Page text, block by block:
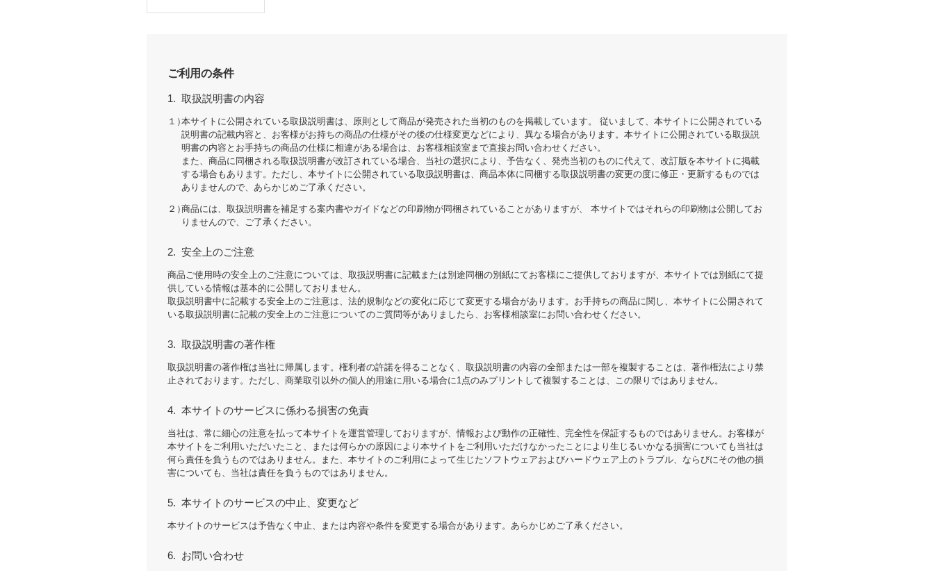
ご利用の条件
1. 取扱説明書の内容
１）本サイトに公開されている取扱説明書は、原則として商品が発売された当初のものを掲載しています。 従いまして、本サイトに公開されている
説明書の記載内容と、お客様がお持ちの商品の仕様がその後の仕様変更などにより、異なる場合があります。本サイトに公開されている取扱説
明書の内容とお手持ちの商品の仕様に相違がある場合は、お客様相談室まで直接お問い合わせください。
また、商品に同梱される取扱説明書が改訂されている場合、当社の選択により、予告なく、発売当初のものに代えて、改訂版を本サイトに掲載
する場合もあります。ただし、本サイトに公開されている取扱説明書は、商品本体に同梱する取扱説明書の変更の度に修正・更新するものでは
ありませんので、あらかじめご了承ください。
２）商品には、取扱説明書を補足する案内書やガイドなどの印刷物が同梱されていることがありますが、 本サイトではそれらの印刷物は公開してお
りませんので、ご了承ください。
2. 安全上のご注意
商品ご使用時の安全上のご注意については、取扱説明書に記載または別途同梱の別紙にてお客様にご提供しておりますが、本サイトでは別紙にて提
供している情報は基本的に公開しておりません。
取扱説明書中に記載する安全上のご注意は、法的規制などの変化に応じて変更する場合があります。お手持ちの商品に関し、本サイトに公開されて
いる取扱説明書に記載の安全上のご注意についてのご質問等がありましたら、お客様相談室にお問い合わせください。
3. 取扱説明書の著作権
取扱説明書の著作権は当社に帰属します。権利者の許諾を得ることなく、取扱説明書の内容の全部または一部を複製することは、著作権法により禁
止されております。ただし、商業取引以外の個人的用途に用いる場合に1点のみプリントして複製することは、この限りではありません。
4. 本サイトのサービスに係わる損害の免責
当社は、常に細心の注意を払って本サイトを運営管理しておりますが、情報および動作の正確性、完全性を保証するものではありません。お客様が
本サイトをご利用いただいたこと、または何らかの原因により本サイトをご利用いただけなかったことにより生じるいかなる損害についても当社は
何ら責任を負うものではありません。また、本サイトのご利用によって生じたソフトウェアおよびハードウェア上のトラブル、ならびにその他の損
害についても、当社は責任を負うものではありません。
5. 本サイトのサービスの中止、変更など
本サイトのサービスは予告なく中止、または内容や条件を変更する場合があります。あらかじめご了承ください。
6. お問い合わせ